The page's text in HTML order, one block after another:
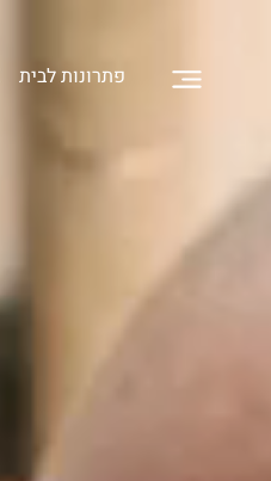
פתרונות לבית